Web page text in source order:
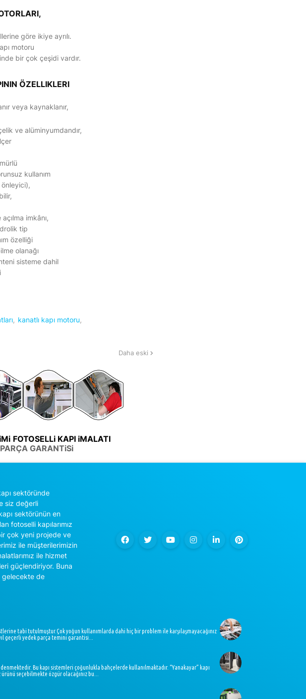
göre ikiye ayrılı.
motoru
bir çok çeşidi vardır.
ÖZELLIKLERI
veya kaynaklanır,
ve alüminyumdandır,
kullanım
imkânı,
tip
özelliği
olanağı
sisteme dahil
kanatlı kapı motoru
Daha eski
FOTOSELLi KAPI iMALATI
GARANTiSi
sektöründe
siz değerli
sektörünün en
fotoselli kapılarımız
çok yeni projede ve
ile müşterilerimizin
ile hizmet
güçlendiriyor. Buna
gelecekte de
tabi tutulmuştur.Çok yoğun kullanımlarda dahi hiç bir problem ile karşılaşmayacağınız
geçerli yedek parça temini garantisi...
Bu kapı sistemleri çoğunlukla bahçelerde kullanılmaktadır. “Yanakayar” kapı
seçebilmekte özgür olacağınız bu...